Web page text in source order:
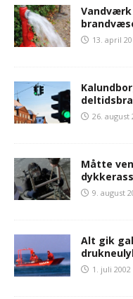
13. april
26. august
Måtte
9. august
Alt gik
1. juli 2002